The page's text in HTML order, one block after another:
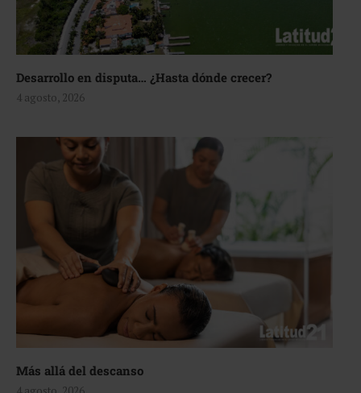
Desarrollo en disputa… ¿Hasta dónde crecer?
4 agosto, 2026
Más allá del descanso